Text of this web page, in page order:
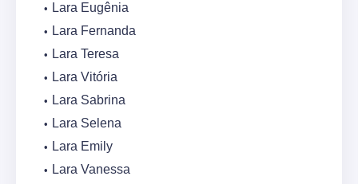
Lara Eugênia
Lara Fernanda
Lara Teresa
Lara Vitória
Lara Sabrina
Lara Selena
Lara Emily
Lara Vanessa